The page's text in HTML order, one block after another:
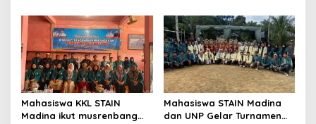
Mahasiswa KKL STAIN
Madina ikut musrenbang
Mahasiswa STAIN Madina
dan UNP Gelar Turnamen